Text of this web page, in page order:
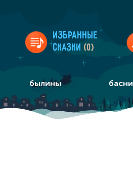
Избранные
сказки (0)
былины басни